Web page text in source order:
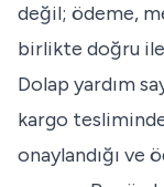
değil; ödeme,
birlikte doğru
Dolap yardım
kargo
onaylandığı ve